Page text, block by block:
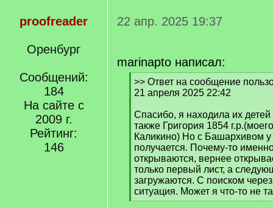
proofreader
Оренбург
Сообщений:
184
На сайте с
2009 г.
Рейтинг:
146
22 апр. 2025 19:37
marinapto написал:
[
q
>> Ответ на сообщение
21 апреля 2025 22:42
Спасибо, я находила их
также Григория 1854
Каликино) Но с Башархивом у
получается. Почему-то
открываются, вернее
только первый лист, а
загружаются. С поиском
ситуация. Может я что-то не
[